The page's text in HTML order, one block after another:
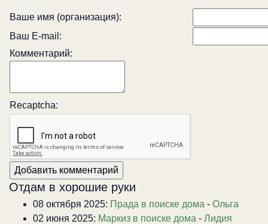
Ваше имя (организация):
Ваш E-mail:
Комментарий:
Recaptcha:
Отдам в хорошие руки
08 октября 2025: Прада в поиске дома - Ольга
02 июня 2025: Маркиз в поиске дома - Лидия